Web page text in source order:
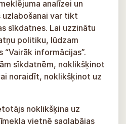
analīzei un
var tikt
sīkdatnes. Lai uzzinātu
politiku, lūdzam
informācijas”.
sīkdatnēm, noklikšķinot
noraidīt, noklikšķinot uz
noklikšķina uz
vietnē saglabājas